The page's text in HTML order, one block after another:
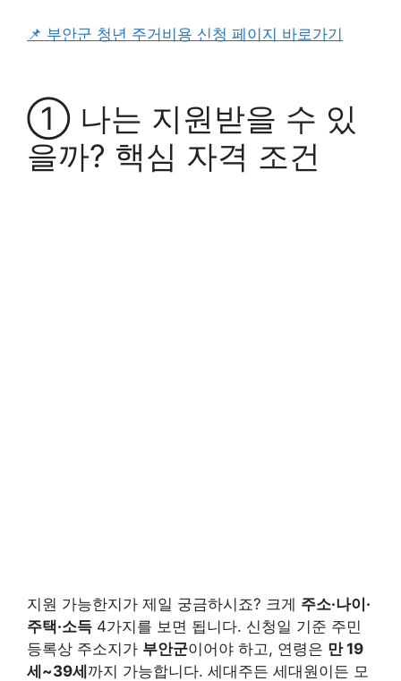
📌 부안군 청년 주거비용 신청 페이지 바로가기
① 나는 지원받을 수 있
을까? 핵심 자격 조건
지원 가능한지가 제일 궁금하시죠? 크게 주소·나이·
주택·소득 4가지를 보면 됩니다. 신청일 기준 주민
등록상 주소지가 부안군이어야 하고, 연령은 만 19
세~39세까지 가능합니다. 세대주든 세대원이든 모